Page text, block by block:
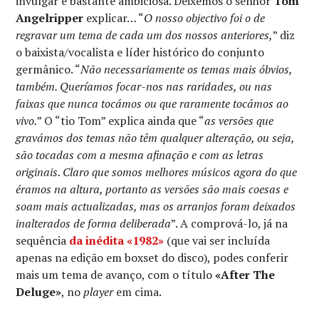
Angelripper explicar… “O nosso objectivo foi o de
regravar um tema de cada um dos nossos anteriores,” diz
o baixista/vocalista e líder histórico do conjunto
germânico. “Não necessariamente os temas mais óbvios,
também. Queríamos focar-nos nas raridades, ou nas
faixas que nunca tocámos ou que raramente tocámos ao
vivo.” O “tio Tom” explica ainda que “as versões que
gravámos dos temas não têm qualquer alteração, ou seja,
são tocadas com a mesma afinação e com as letras
originais. Claro que somos melhores músicos agora do que
éramos na altura, portanto as versões são mais coesas e
soam mais actualizadas, mas os arranjos foram deixados
inalterados de forma deliberada”. A comprová-lo, já na
sequência da inédita«1982» (que vai ser incluída
apenas na edição em boxset do disco), podes conferir
mais um tema de avanço, com o título«After The
Deluge», noplayerem cima.